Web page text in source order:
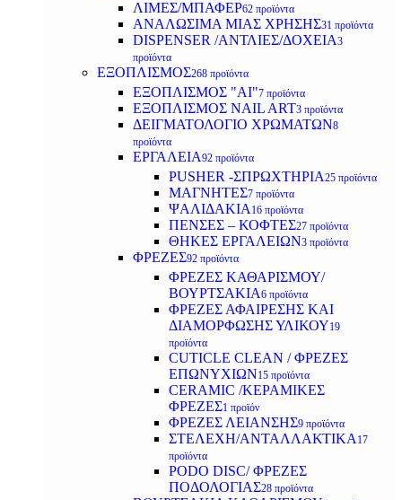
ΛΙΜΕΣ/ΜΠΑΦΕΡ62 προϊόντα
ΑΝΑΛΩΣΙΜΑ ΜΙΑΣ ΧΡΗΣΗΣ31 προϊόντα
DISPENSER /ΑΝΤΛΙΕΣ/ΔΟΧΕΙΑ3
προϊόντα
ΕΞΟΠΛΙΣΜΟΣ268 προϊόντα
ΕΞΟΠΛΙΣΜΟΣ "AI"7 προϊόντα
ΕΞΟΠΛΙΣΜΟΣ NAIL ART3 προϊόντα
ΔΕΙΓΜΑΤΟΛΟΓΙΟ ΧΡΩΜΑΤΩΝ8
προϊόντα
ΕΡΓΑΛΕΙΑ92 προϊόντα
PUSHER -ΣΠΡΩΧΤΗΡΙΑ25 προϊόντα
ΜΑΓΝΗΤΕΣ7 προϊόντα
ΨΑΛΙΔΑΚΙΑ 16 προϊόντα
ΠΕΝΣΕΣ – ΚΟΦΤΕΣ27 προϊόντα
ΘΗΚΕΣ ΕΡΓΑΛΕΙΩΝ3 προϊόντα
ΦΡΕΖΕΣ92 προϊόντα
ΦΡΕΖΕΣ ΚΑΘΑΡΙΣΜΟΥ/
ΒΟΥΡΤΣΑΚΙΑ6 προϊόντα
ΦΡΕΖΕΣ ΑΦΑΙΡΕΣΗΣ ΚΑΙ
ΔΙΑΜΟΡΦΩΣΗΣ ΥΛΙΚΟΥ19
προϊόντα
CUTICLE CLEAN / ΦΡΕΖΕΣ
ΕΠΩΝΥΧΙΩΝ15 προϊόντα
CERAMIC /ΚΕΡΑΜΙΚΕΣ
ΦΡΕΖΕΣ1 προϊόν
ΦΡΕΖΕΣ ΛΕΙΑΝΣΗΣ9 προϊόντα
ΣΤΕΛΕΧΗ/ΑΝΤΑΛΛΑΚΤΙΚΑ 17
προϊόντα
PODO DISC/ ΦΡΕΖΕΣ
ΠΟΔΟΛΟΓΙΑΣ28 προϊόντα